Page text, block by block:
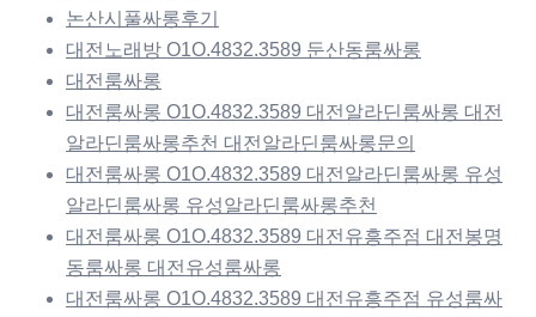
논산시풀싸롱후기
대전노래방 O1O.4832.3589 둔산동룸싸롱
대전룸싸롱
대전룸싸롱 O1O.4832.3589 대전알라딘룸싸롱 대전
알라딘룸싸롱추천 대전알라딘룸싸롱문의
대전룸싸롱 O1O.4832.3589 대전알라딘룸싸롱 유성
알라딘룸싸롱 유성알라딘룸싸롱추천
대전룸싸롱 O1O.4832.3589 대전유흥주점 대전봉명
동룸싸롱 대전유성룸싸롱
대전룸싸롱 O1O.4832.3589 대전유흥주점 유성룸싸